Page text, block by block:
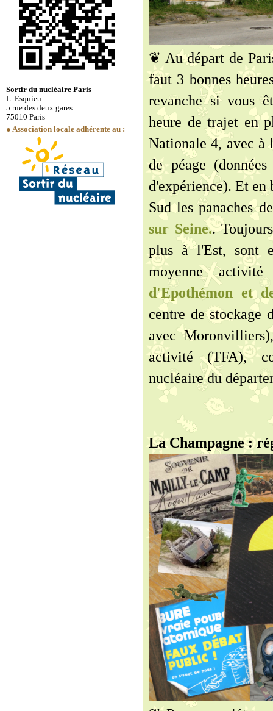
Sortir du nucléaire Paris
L. Esquieu
5 rue des deux gares
75010 Paris
● Association locale adhérente au :
❦ Au départ de
faut 3 bonnes
revanche si vous
heure de trajet en
Nationale 4, avec à
de péage
d'expérience). Et en
Sud les panaches
sur Seine..
plus à l'Est, sont
moyenne
d'Epothémon et
centre de stockage
avec
activité (TFA),
nucléaire du
La Champagne :